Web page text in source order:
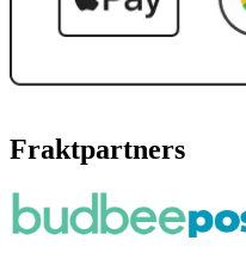
Fraktpartners